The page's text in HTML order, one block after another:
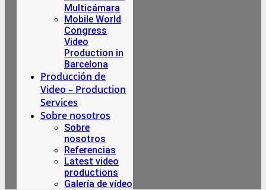
Multicámara
Mobile World
Congress
Video
Production in
Barcelona
Producción de
Video – Production
Services
Sobre nosotros
Sobre
nosotros
Referencias
Latest video
productions
Galería de vídeo